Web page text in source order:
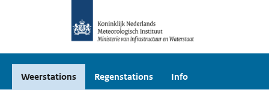
Weerstations Regenstations Info